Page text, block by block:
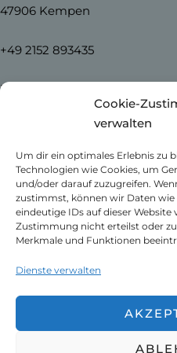
Cookie-
verwalten
Um dir ein optimales Erlebnis zu
Technologien wie Cookies, um
und/oder darauf zuzugreifen.
zustimmst, können wir Daten wie
eindeutige IDs auf dieser Website
Zustimmung nicht erteilst oder
Merkmale und Funktionen
Dienste verwalten
47906 Kempen
+49 2152 893435
info@heimatverein-
News
Unser
Kontakt
Impressum